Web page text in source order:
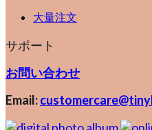
大量注文
サポート
お問い合わせ
Email: